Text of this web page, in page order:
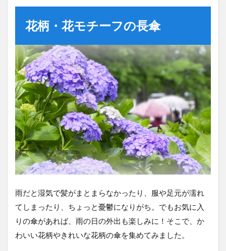
花柄・花モチーフの長傘
雨だと湿気で髪がまとまらなかったり、服や足元が濡れ
てしまったり、ちょっと憂鬱になりがち。でもお気に入
りの傘があれば、雨の日の外出も楽しみに！そこで、か
わいい花柄やきれいな花柄の傘を集めてみました。